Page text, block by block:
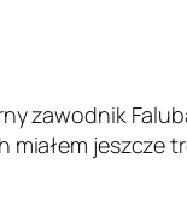
zawodnik
jeszcze